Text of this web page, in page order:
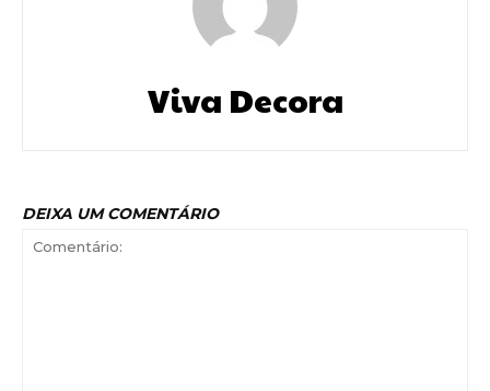
Viva Decora
DEIXA UM COMENTÁRIO